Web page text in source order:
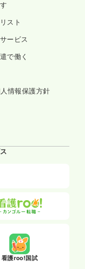
スト
ービス
で働く
情報保護方針
看護roo!国試